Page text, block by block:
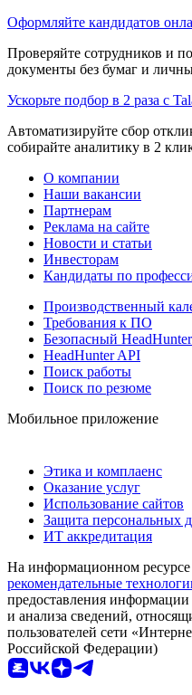
Оформляйте кандидатов
Проверяйте сотрудников и
документы без бумаг и
Ускорьте подбор в 2 раза с
Автоматизируйте сбор
собирайте аналитику в 2
О компании
Наши вакансии
Партнерам
Реклама на сайте
Новости и статьи
Инвесторам
Кандидаты по
Производственный
Требования к ПО
Безопасный HeadHunter
HeadHunter API
Поиск работы
Поиск по резюме
Мобильное приложение
Этика и комплаенс
Оказание услуг
Использование сайтов
Защита персональных
ИТ аккредитация
На информационном ресурсе
рекомендательные
предоставления информации
и анализа сведений,
пользователей сети
Российской Федерации)